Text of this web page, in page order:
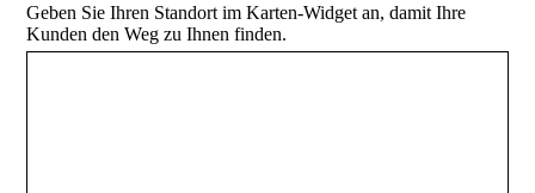
Geben Sie Ihren Standort im Karten-Widget an, damit Ihre
Kunden den Weg zu Ihnen finden.